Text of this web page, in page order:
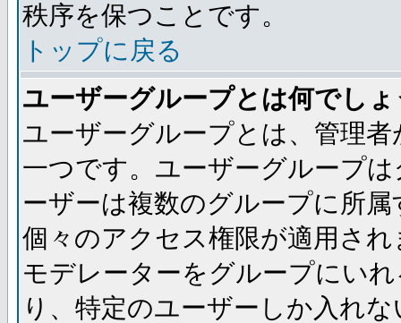
秩序を保つことです。
トップに戻る
ユーザーグループとは何でし
ユーザーグループとは、管理
一つです。ユーザーグループ
ーザーは複数のグループに所
個々のアクセス権限が適用さ
モデレーターをグループにい
り、特定のユーザーしか入れ